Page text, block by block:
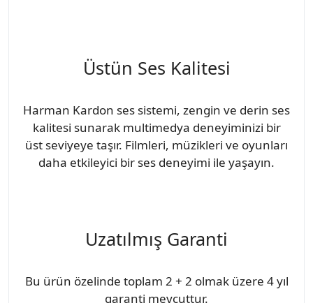
Üstün Ses Kalitesi
Harman Kardon ses sistemi, zengin ve derin ses
kalitesi sunarak multimedya deneyiminizi bir
üst seviyeye taşır. Filmleri, müzikleri ve oyunları
daha etkileyici bir ses deneyimi ile yaşayın.
Uzatılmış Garanti
Bu ürün özelinde toplam 2 + 2 olmak üzere 4 yıl
garanti mevcuttur.